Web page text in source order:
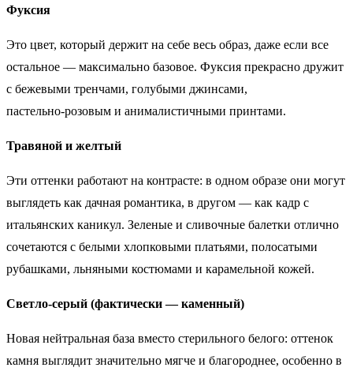
Фуксия
Это цвет, который держит на себе весь образ, даже если все
остальное — максимально базовое. Фуксия прекрасно дружит
с бежевыми тренчами, голубыми джинсами,
пастельно‑розовым и анималистичными принтами.
Травяной и желтый
Эти оттенки работают на контрасте: в одном образе они могут
выглядеть как дачная романтика, в другом — как кадр с
итальянских каникул. Зеленые и сливочные балетки отлично
сочетаются с белыми хлопковыми платьями, полосатыми
рубашками, льняными костюмами и карамельной кожей.
Светло-серый (фактически — каменный)
Новая нейтральная база вместо стерильного белого: оттенок
камня выглядит значительно мягче и благороднее, особенно в